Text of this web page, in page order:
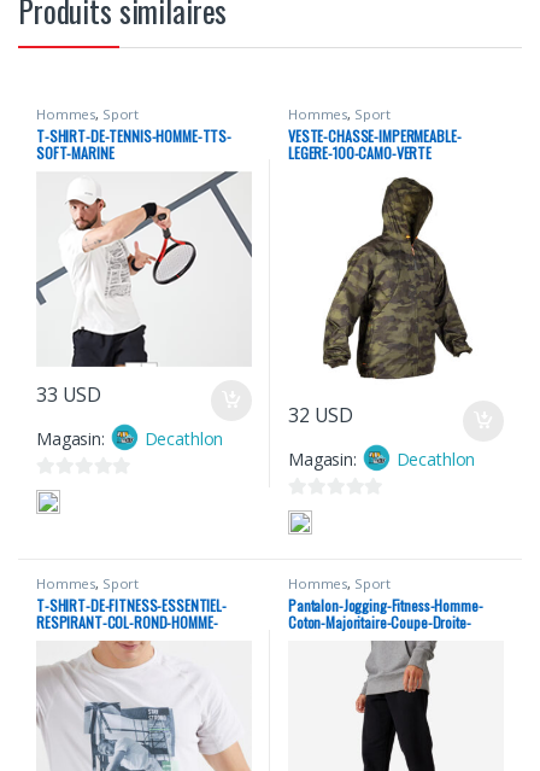
Produits similaires
Hommes, Sport
T-SHIRT-DE-TENNIS-HOMME-TTS-
SOFT-MARINE
33 USD
Magasin: Decathlon
0
s
5
Hommes, Sport
VESTE-CHASSE-IMPERMEABLE-
LEGERE-100-CAMO-VERTE
32 USD
Magasin: Decathlon
0
s
r
5
Hommes, Sport
T-SHIRT-DE-FITNESS-ESSENTIEL-
RESPIRANT-COL-ROND-HOMME-
PRINT-BLANC
Hommes, Sport
Pantalon-Jogging-Fitness-Homme-
Coton-Majoritaire-Coupe-Droite-
Essentials-Noir